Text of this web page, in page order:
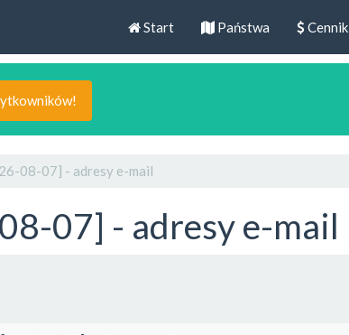
Start Państwa Cennik
08-07] - adresy e-mail
07] - adresy e-mail